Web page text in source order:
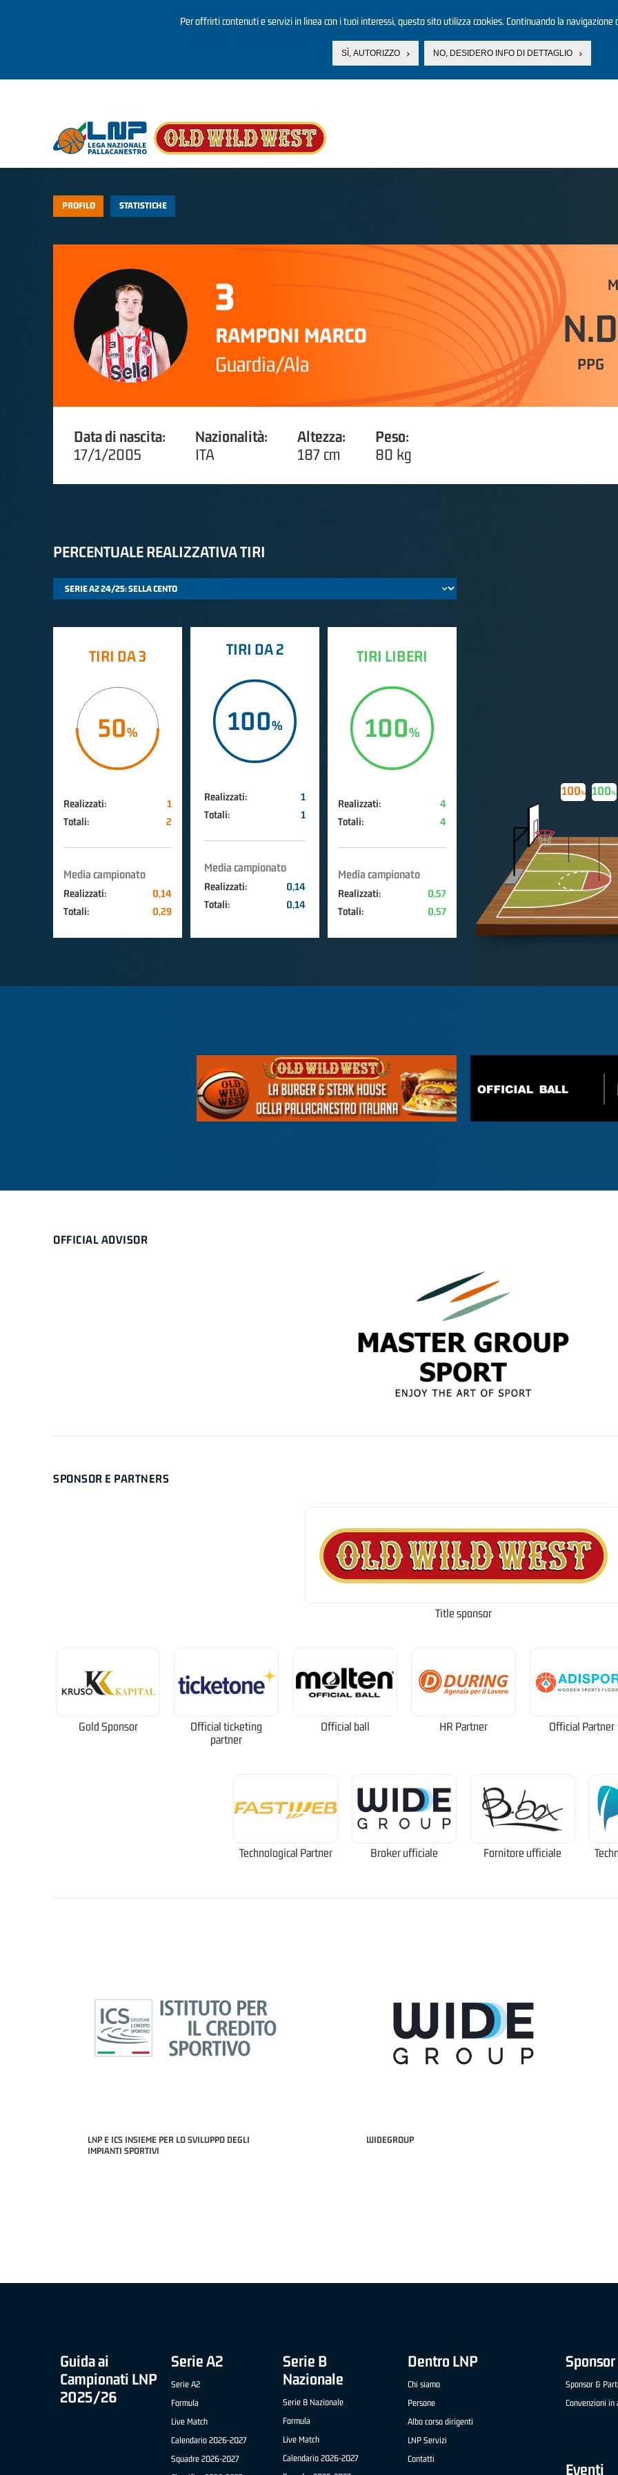
Per offrirti contenuti e servizi in linea con i tuoi interessi, questo sito utilizza cookies. Continuando la navigazione
SÌ, AUTORIZZO NO, DESIDERO INFO DI DETTAGLIO
PROFILO STATISTICHE
3
RAMPONI MARCO
Guardia/Ala
N.D
PPG
Data di nascita:
17/1/2005
Nazionalità:
ITA
Altezza:
187 cm
Peso:
80 kg
PERCENTUALE REALIZZATIVA TIRI
TIRI DA 3
50
Realizzati:
1
Totali:
2
Media campionato
Realizzati:
0,14
Totali:
0,29
TIRI DA 2
100
Realizzati:
1
Totali:
1
Media campionato
Realizzati:
0,14
Totali:
0,14
TIRI LIBERI
100
Realizzati:
4
Totali:
4
Media campionato
Realizzati:
0,57
Totali:
0,57
100
100
OFFICIAL ADVISOR
SPONSOR E PARTNERS
Title sponsor
Gold Sponsor
Official ticketing
partner
Official ball HR Partner Official Partner
Technological Partner Broker ufficiale Fornitore ufficiale
LNP E ICS INSIEME PER LO SVILUPPO DEGLI
IMPIANTI SPORTIVI
WIDEGROUP
Guida ai
Campionati LNP
2025/26
Serie A2
Serie A2
Formula
Live Match
Calendario 2026-2027
Squadre 2026-2027
Serie B
Nazionale
Serie B Nazionale
Formula
Live Match
Calendario 2026-2027
Dentro LNP
Chi siamo
Persone
Albo corso dirigenti
LNP Servizi
Contatti
Sponsor &
Convenzioni in
Eventi